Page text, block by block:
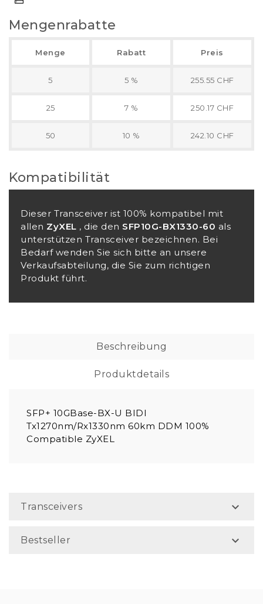
Mengenrabatte
Menge Rabatt Preis
5 5 % 255.55 CHF
25 7 % 250.17 CHF
50 10 % 242.10 CHF
Kompatibilität
Dieser Transceiver ist 100% kompatibel mit
allen ZyXEL , die den SFP10G-BX1330-60 als
unterstützen Transceiver bezeichnen. Bei
Bedarf wenden Sie sich bitte an unsere
Verkaufsabteilung, die Sie zum richtigen
Produkt führt.
Beschreibung
Produktdetails
SFP+ 10GBase-BX-U BIDI
Tx1270nm/Rx1330nm 60km DDM 100%
Compatible ZyXEL
Transceivers 
Bestseller 